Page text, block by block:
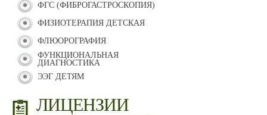
ФГС (ФИБРОГАСТРОСКОПИЯ)
ФИЗИОТЕРАПИЯ ДЕТСКАЯ
ФЛЮОРОГРАФИЯ
ФУНКЦИОНАЛЬНАЯ
ДИАГНОСТИКА
ЭЭГ ДЕТЯМ
ЛИЦЕНЗИИ